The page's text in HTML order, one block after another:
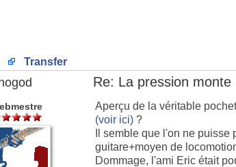
Transfer
Re: La pression monte
Aperçu de la véritable
(voir ici) ?
Il semble que l'on ne
guitare+moyen de
Dommage, l'ami Eric était